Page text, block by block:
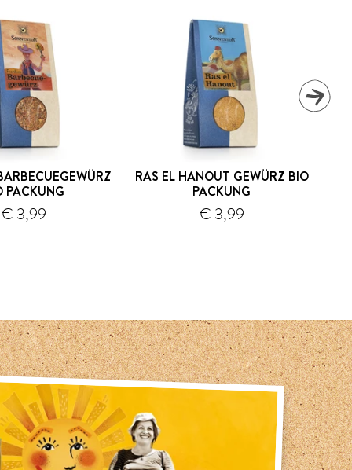
PACKUNG
€ 3,99Versand
RAS EL HANOUT GEWÜRZ BIO
PACKUNG
€ 3,99Versand